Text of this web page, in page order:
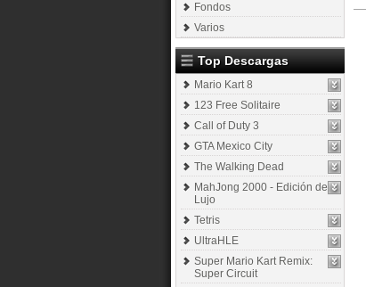
Fondos
Varios
Top Descargas
Mario Kart 8
123 Free Solitaire
Call of Duty 3
GTA Mexico City
The Walking Dead
MahJong 2000 - Edición de
Lujo
Tetris
UltraHLE
Super Mario Kart Remix:
Super Circuit